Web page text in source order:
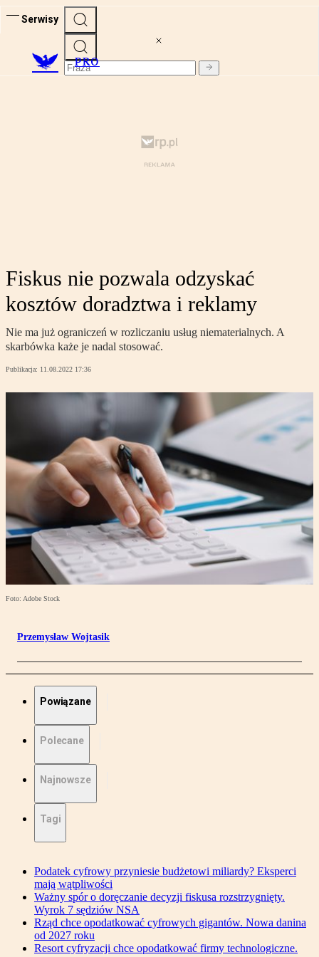
Serwisy
PRO
Fiskus nie pozwala odzyskać
kosztów doradztwa i reklamy
Nie ma już ograniczeń w rozliczaniu usług niematerialnych. A
skarbówka każe je nadal stosować.
Publikacja: 11.08.2022 17:36
Foto: Adobe Stock
Przemysław Wojtasik
Powiązane
Polecane
Najnowsze
Tagi
Podatek cyfrowy przyniesie budżetowi miliardy? Eksperci
mają wątpliwości
Ważny spór o doręczanie decyzji fiskusa rozstrzygnięty.
Wyrok 7 sędziów NSA
Rząd chce opodatkować cyfrowych gigantów. Nowa danina
od 2027 roku
Resort cyfryzacji chce opodatkować firmy technologiczne.